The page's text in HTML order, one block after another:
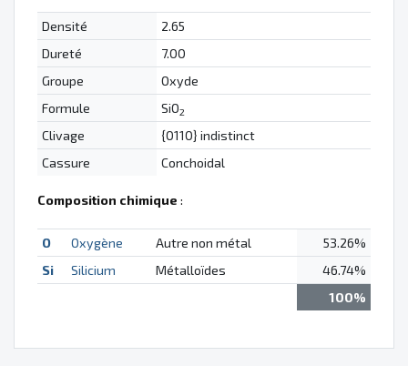
Densité
2.65
Dureté
7.00
Groupe
Oxyde
Formule
SiO2
Clivage
{0110} indistinct
Cassure
Conchoidal
Composition chimique :
O Oxygène Autre non métal
53.26%
Si
Silicium Métalloïdes
46.74%
100%